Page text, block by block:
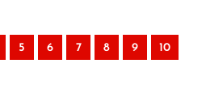
5 6 7 8 9 10